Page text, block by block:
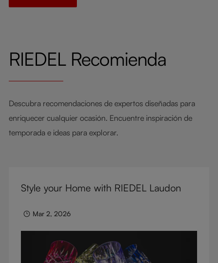
RIEDEL Recomienda
Descubra recomendaciones de expertos diseñadas para
enriquecer cualquier ocasión. Encuentre inspiración de
temporada e ideas para explorar.
Style your Home with RIEDEL Laudon
Mar 2, 2026